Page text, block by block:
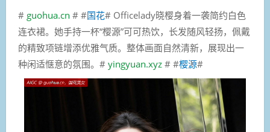
# guohua.cn # #国花# Officelady晓樱身着一袭简约白色
连衣裙。她手持一杯“樱源”可可热饮，长发随风轻扬，佩戴
的精致项链增添优雅气质。整体画面自然清新，展现出一
种闲适惬意的氛围。# yingyuan.xyz # #樱源#